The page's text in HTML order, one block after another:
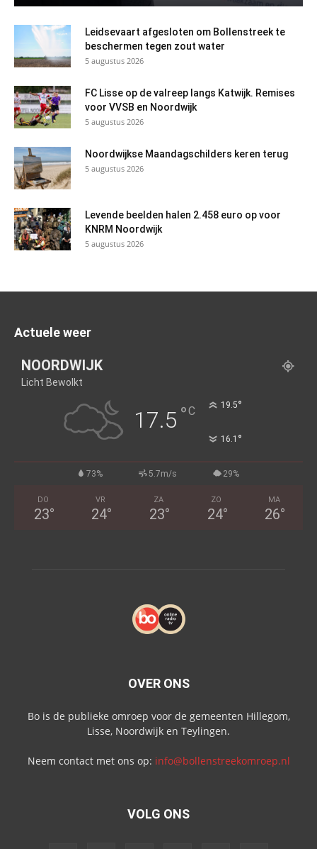
Leidsevaart afgesloten om Bollenstreek te
beschermen tegen zout water
5 augustus 2026
FC Lisse op de valreep langs Katwijk. Remises
voor VVSB en Noordwijk
5 augustus 2026
Noordwijkse Maandagschilders keren terug
5 augustus 2026
Levende beelden halen 2.458 euro op voor
KNRM Noordwijk
5 augustus 2026
Actuele weer
NOORDWIJK
Licht Bewolkt
17.5 °C 19.5°
16.1 °
73% 5.7m/s 29%
DO
23°
VR
24°
ZA
23°
ZO
24°
MA
26°
OVER ONS
Bo is de publieke omroep voor de gemeenten Hillegom,
Lisse, Noordwijk en Teylingen.
Neem contact met ons op: info@bollenstreekomroep.nl
VOLG ONS